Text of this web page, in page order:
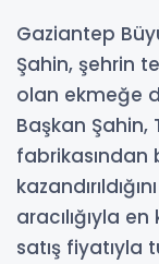
Gaziantep
Şahin, şehrin
olan ekmeğe
Başkan
fabrikasından
aracılığıyla
satış fiyatıyla